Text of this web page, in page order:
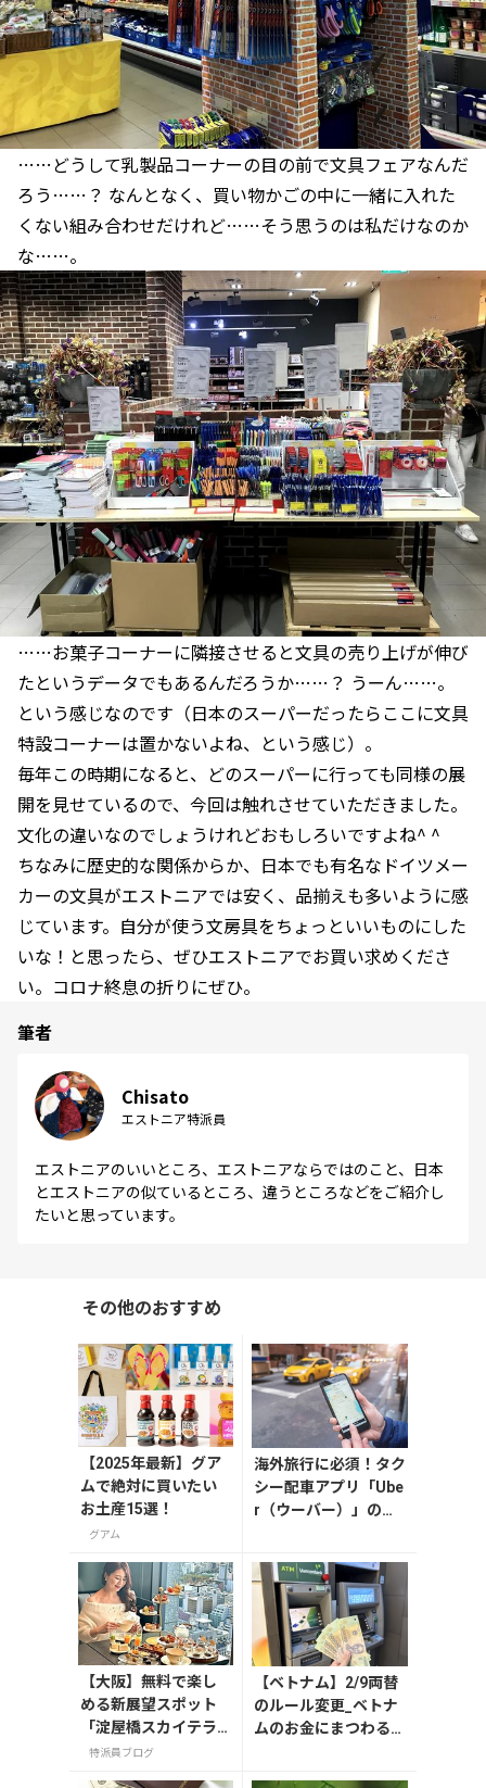
……どうして乳製品コーナーの目の前で文具フェアなんだ
ろう……？ なんとなく、買い物かごの中に一緒に入れた
くない組み合わせだけれど……そう思うのは私だけなのか
な……。
……お菓子コーナーに隣接させると文具の売り上げが伸び
たというデータでもあるんだろうか……？ うーん……。
という感じなのです（日本のスーパーだったらここに文具
特設コーナーは置かないよね、という感じ）。
毎年この時期になると、どのスーパーに行っても同様の展
開を見せているので、今回は触れさせていただきました。
文化の違いなのでしょうけれどおもしろいですよね^ ^
ちなみに歴史的な関係からか、日本でも有名なドイツメー
カーの文具がエストニアでは安く、品揃えも多いように感
じています。自分が使う文房具をちょっといいものにした
いな！と思ったら、ぜひエストニアでお買い求めくださ
い。コロナ終息の折りにぜひ。
筆者
Chisato
エストニア特派員
エストニアのいいところ、エストニアならではのこと、日本
とエストニアの似ているところ、違うところなどをご紹介し
たいと思っています。
その他のおすすめ
【2025年最新】グア
ムで絶対に買いたい
お土産15選！
グアム
海外旅行に必須！タク
シー配車アプリ「Ube
r（ウーバー）」の登
【大阪】無料で楽し
める新展望スポット
「淀屋橋スカイテラ
ス」と30階アフタヌ
特派員ブログ
【ベトナム】2/9両替
のルール変更_ベトナ
ムのお金にまつわるエ